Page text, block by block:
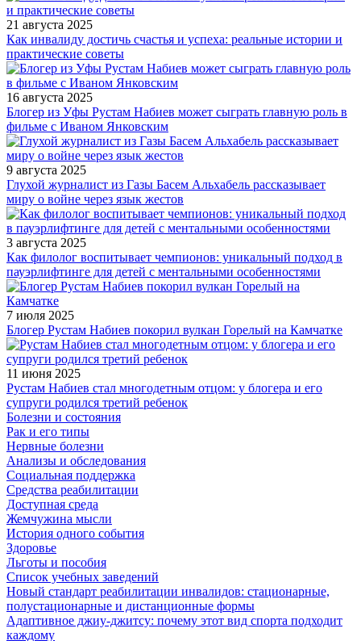
21 августа 2025
Как инвалиду достичь счастья и успеха: реальные истории и
практические советы
16 августа 2025
Блогер из Уфы Рустам Набиев может сыграть главную роль в
фильме с Иваном Янковским
9 августа 2025
Глухой журналист из Газы Басем Альхабель рассказывает
миру о войне через язык жестов
3 августа 2025
Как филолог воспитывает чемпионов: уникальный подход в
пауэрлифтинге для детей с ментальными особенностями
7 июля 2025
Блогер Рустам Набиев покорил вулкан Горелый на Камчатке
11 июня 2025
Рустам Набиев стал многодетным отцом: у блогера и его
супруги родился третий ребенок
Болезни и состояния
Рак и его типы
Нервные болезни
Анализы и обследования
Социальная поддержка
Средства реабилитации
Доступная среда
Жемчужина мысли
История одного события
Здоровье
Льготы и пособия
Список учебных заведений
Новый стандарт реабилитации инвалидов: стационарные,
полустационарные и дистанционные формы
Адаптивное джиу-джитсу: почему этот вид спорта подходит
каждому